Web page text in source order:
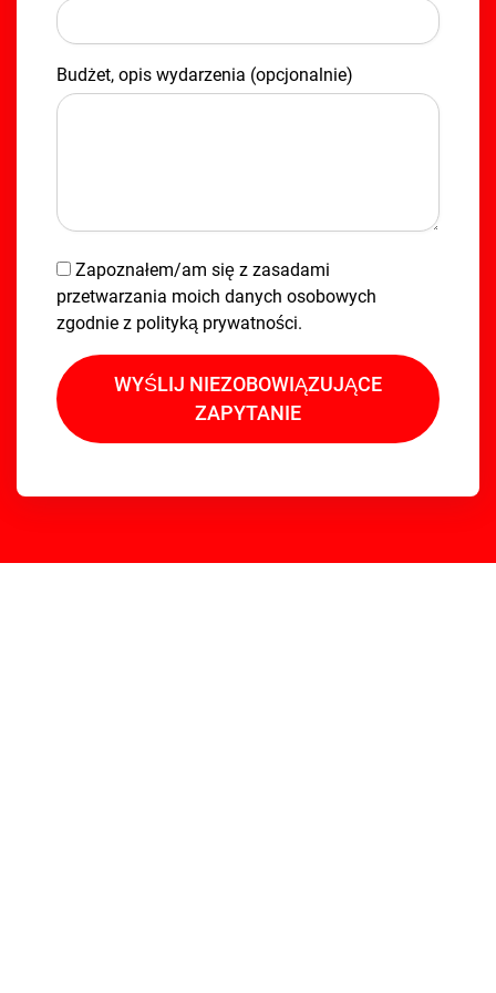
Budżet, opis wydarzenia (opcjonalnie)
Zapoznałem/am się z zasadami
przetwarzania moich danych osobowych
zgodnie z polityką prywatności.